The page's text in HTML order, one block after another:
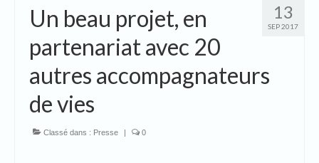
13
SEP 2017
Un beau projet, en
partenariat avec 20
autres accompagnateurs
de vies
Classé dans : Presse | 0